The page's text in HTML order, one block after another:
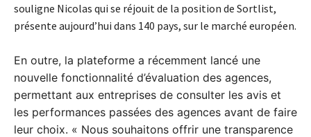
souligne Nicolas qui se réjouit de la position de Sortlist,
présente aujourd’hui dans 140 pays, sur le marché européen.
En outre, la plateforme a récemment lancé une
nouvelle fonctionnalité d’évaluation des agences,
permettant aux entreprises de consulter les avis et
les performances passées des agences avant de faire
leur choix. « Nous souhaitons offrir une transparence